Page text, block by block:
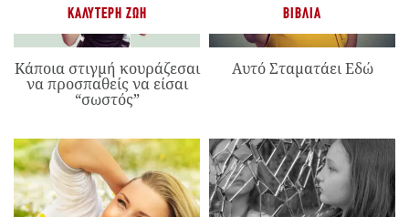
ΚΑΛΎΤΕΡΗ ΖΩΉ
Κάποια στιγμή κουράζεσαι
να προσπαθείς να είσαι
“σωστός”
ΒΙΒΛΊΑ
Αυτό Σταματάει Εδώ